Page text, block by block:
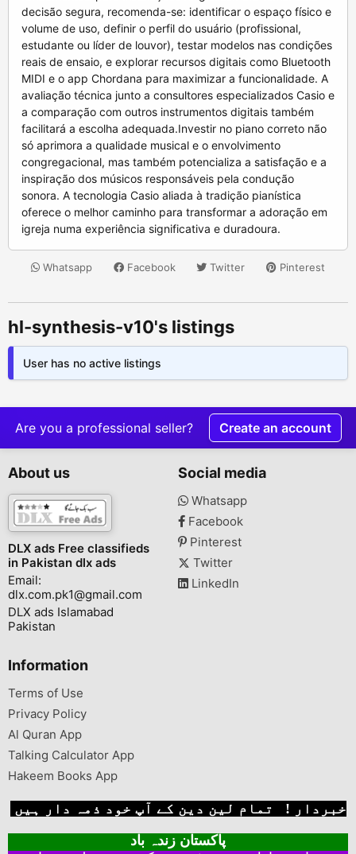
Whatsapp Facebook Twitter Pinterest
hl-synthesis-v10's listings
User has no active listings
Are you a professional seller? Create an account
About us
DLX ads Free classifieds
in Pakistan dlx ads
Email:
dlx.com.pk1@gmail.com
DLX ads Islamabad
Pakistan
Social media
Whatsapp
Facebook
Pinterest
Twitter
LinkedIn
Information
Terms of Use
Privacy Policy
Al Quran App
Talking Calculator App
Hakeem Books App
خبردار ! تمام لین دین کے آپ خود ذمہ دار ہیں
پاکستان زندہ باد